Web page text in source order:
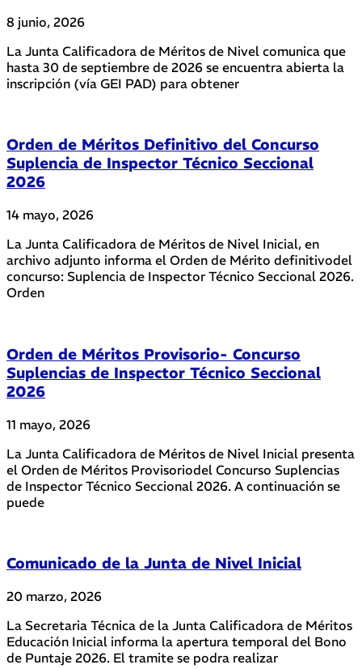
8 junio, 2026
La Junta Calificadora de Méritos de Nivel comunica que
hasta 30 de septiembre de 2026 se encuentra abierta la
inscripción (vía GEI PAD) para obtener
Orden de Méritos Definitivo del Concurso
Suplencia de Inspector Técnico Seccional
2026
14 mayo, 2026
La Junta Calificadora de Méritos de Nivel Inicial, en
archivo adjunto informa el Orden de Mérito definitivodel
concurso: Suplencia de Inspector Técnico Seccional 2026.
Orden
Orden de Méritos Provisorio- Concurso
Suplencias de Inspector Técnico Seccional
2026
11 mayo, 2026
La Junta Calificadora de Méritos de Nivel Inicial presenta
el Orden de Méritos Provisoriodel Concurso Suplencias
de Inspector Técnico Seccional 2026. A continuación se
puede
Comunicado de la Junta de Nivel Inicial
20 marzo, 2026
La Secretaria Técnica de la Junta Calificadora de Méritos
Educación Inicial informa la apertura temporal del Bono
de Puntaje 2026. El tramite se podra realizar